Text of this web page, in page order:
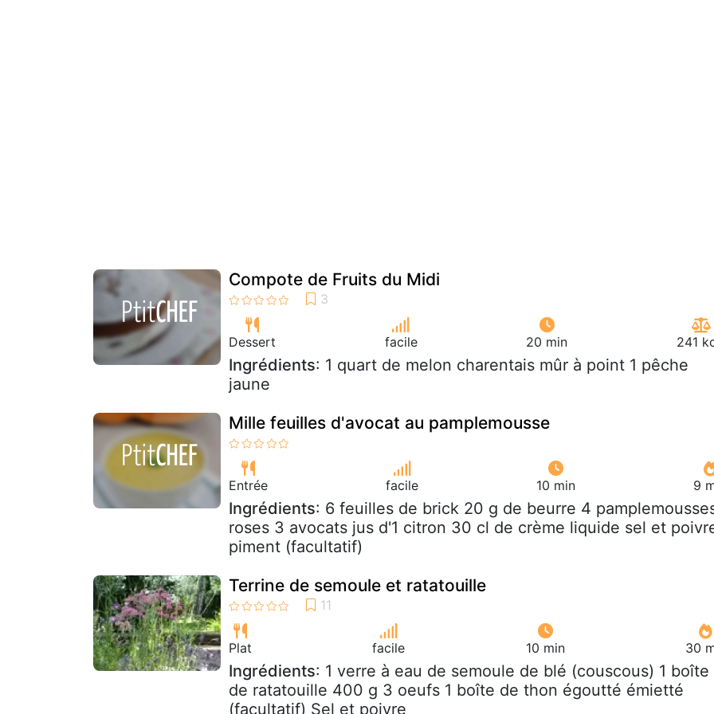
Compote de Fruits du Midi
Dessert facile 20 min 241
Ingrédients: 1 quart de melon charentais mûr à point 1 pêche
jaune
Mille feuilles d'avocat au pamplemousse
Entrée facile 10 min 9
Ingrédients: 6 feuilles de brick 20 g de beurre 4
roses 3 avocats jus d'1 citron 30 cl de crème liquide sel et
piment (facultatif)
Terrine de semoule et ratatouille
Plat facile 10 min 30
Ingrédients: 1 verre à eau de semoule de blé (couscous) 1 boîte
de ratatouille 400 g 3 oeufs 1 boîte de thon égoutté émietté
(facultatif) Sel et poivre